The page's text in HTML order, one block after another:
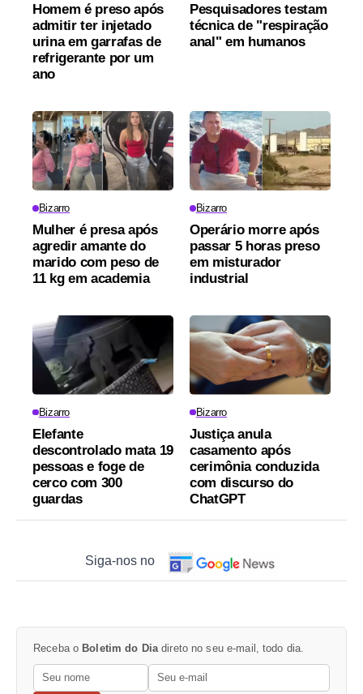
Homem é preso após
admitir ter injetado
urina em garrafas de
refrigerante por um
ano
Pesquisadores testam
técnica de "respiração
anal" em humanos
Bizarro
Mulher é presa após
agredir amante do
marido com peso de
11 kg em academia
Bizarro
Operário morre após
passar 5 horas preso
em misturador
industrial
Bizarro
Elefante
descontrolado mata 19
pessoas e foge de
cerco com 300
guardas
Bizarro
Justiça anula
casamento após
cerimônia conduzida
com discurso do
ChatGPT
Siga-nos no
Receba o Boletim do Diadireto no seu e-mail, todo dia.